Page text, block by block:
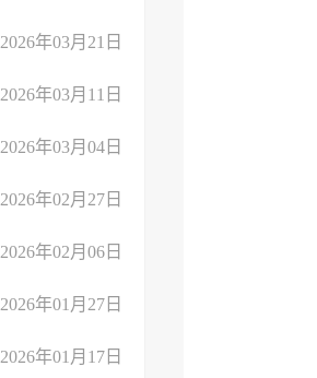
2026年03月21日
2026年03月11日
2026年03月04日
2026年02月27日
2026年02月06日
2026年01月27日
2026年01月17日